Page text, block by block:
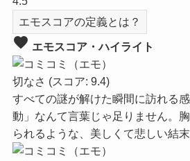
エモスコアの定義とは？
favorite エモスコア・ハイライト
切なさ (スコア: 9.4)
すべての謎が解けた瞬間に訪れる
動」なんて言葉じゃ足りません。
られるような、美しくて悲しい結